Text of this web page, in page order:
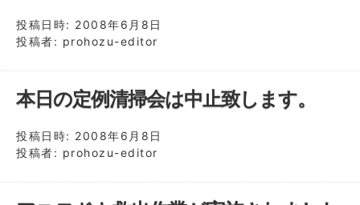
投稿日時: 2008年6月8日
投稿者: prohozu-editor
本日の定例清掃会は中止致します。
投稿日時: 2008年6月8日
投稿者: prohozu-editor